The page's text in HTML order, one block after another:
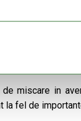
a obiectelor
cat si cu
miscare in
la fel de